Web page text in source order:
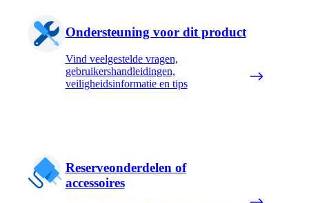
Ondersteuning voor dit product
Vind veelgestelde vragen,
gebruikershandleidingen,
veiligheidsinformatie en tips
Reserveonderdelen of
accessoires